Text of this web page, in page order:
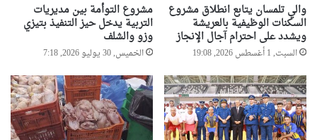
والي تلمسان يتابع انطلاق مشروع
السكنات الوظيفية بالعريشة
ويشدد على احترام آجال الإنجاز
السبت, 1 أغسطس 2026, 19:08
مشروع التوأمة بين مديريات
التربية يدخل حيز التنفيذ بتيزي
وزو والشلف
الخميس, 30 يوليو 2026, 7:18